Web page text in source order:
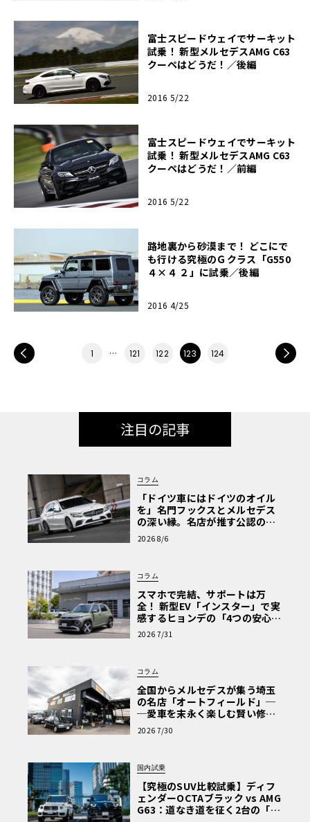
富士スピードウェイでサーキット
試乗！ 新型メルセデスAMG C63
クーペはどうだ！／後編
2016 5/22
富士スピードウェイでサーキット
試乗！ 新型メルセデスAMG C63
クーペはどうだ！／前編
2016 5/22
路地裏から砂漠まで！ どこにで
も行ける究極のＧクラス「G550
４×４ ２」に試乗／後編
2016 4/25
1 … 121 122 123 124
注目の記事
コラム
「ドイツ車にはドイツのオイル
を」名門フックスとメルセデス
の深い縁。名店が推す公認の安
心と、Cクラスで味わうシルキー
な走り〈PR〉
2026 8/6
コラム
スマホで完結、サポートは万
全！ 新型EV「インスター」で実
感するヒョンデの「4つの安心」
【第1回・ヒョンデ6つの疑問：
Why? Hyundai?】〈PR〉
2026 7/31
コラム
全国からメルセデスが集う埼玉
の名店「オートフィールド」─
─愛車を末永く楽しむ賢い修理
術と、プロがフックス製オイル
を選ぶ理由〈PR〉
2026 7/30
国内試乗
【究極のSUV比較試乗】ディフ
ェンダーOCTAブラック vs AMG
G63：道なき道を征く2台の「対